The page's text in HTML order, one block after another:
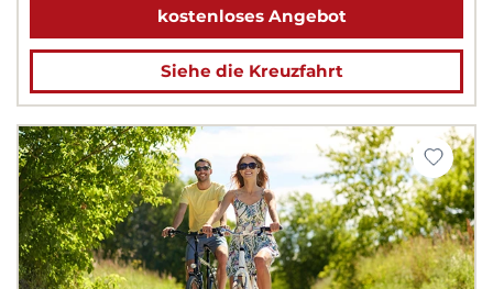
kostenloses Angebot
Siehe die Kreuzfahrt